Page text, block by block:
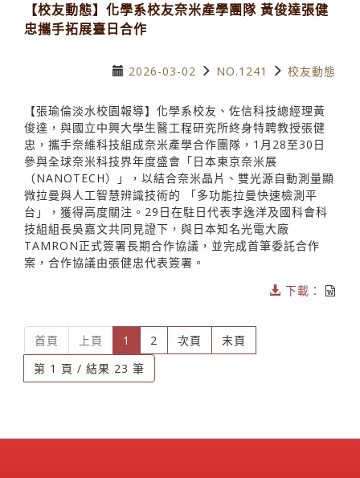
【校友動態】化學系校友奈米產學團隊 黃俊達張健
忠攜手拓展臺日合作
2026-03-02 NO.1241 校友動態
【張瑜倫淡水校園報導】化學系校友、佐信科技總經理黃
俊達，與國立中興大學生醫工程研究所終身特聘教授張健
忠，攜手奈維科技組成奈米產學合作團隊，1月28至30日
參與全球奈米科技界年度盛會「日本東京奈米展
（NANOTECH）」，以結合奈米晶片、雙光源自動測量顯
微拉曼與人工智慧辨識技術的 「多功能拉曼快速檢測平
台」，獲得高度關注。29日在駐日代表李逸洋及國科會科
技組組長吳嘉文共同見證下，與日本知名光電大廠
TAMRON正式簽署長期合作協議，並完成首筆委託合作
案，合作協議由張健忠代表簽署。
下載：
首頁 上頁 1 (current)
2 次頁
末頁
第 1 頁 / 結果 23 筆